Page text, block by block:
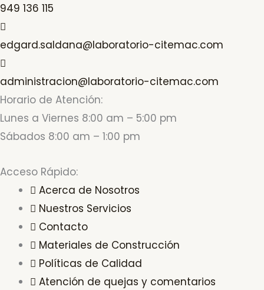
949 136 115
edgard.saldana@laboratorio-citemac.com
administracion@laboratorio-citemac.com
Horario de Atención:
Lunes a Viernes 8:00 am – 5:00 pm
Sábados 8:00 am – 1:00 pm
Acceso Rápido:
Acerca de Nosotros
Nuestros Servicios
Contacto
Materiales de Construcción
Políticas de Calidad
Atención de quejas y comentarios